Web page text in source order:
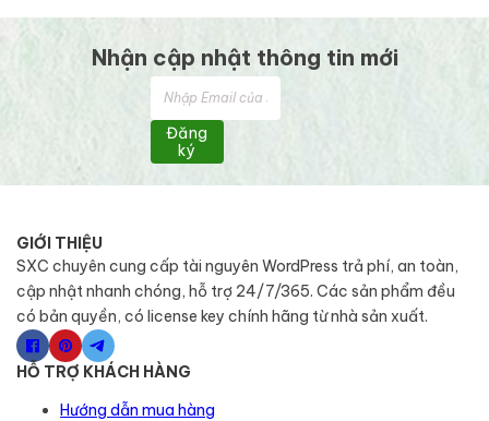
Nhận cập nhật thông tin mới
Đăng
ký
GIỚI THIỆU
SXC chuyên cung cấp tài nguyên WordPress trả phí, an toàn,
cập nhật nhanh chóng, hỗ trợ 24/7/365. Các sản phẩm đều
có bản quyền, có license key chính hãng từ nhà sản xuất.
HỖ TRỢ KHÁCH HÀNG
Hướng dẫn mua hàng